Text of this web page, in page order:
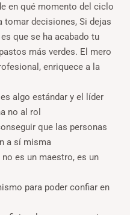
en qué momento del ciclo
tomar decisiones, Si dejas
que se ha acabado tu
más verdes. El mero
enriquece a la
algo estándar y el líder
no al rol
que las personas
a sí misma
es un maestro, es un
para poder confiar en